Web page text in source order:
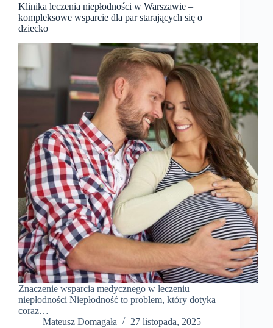
Klinika leczenia niepłodności w Warszawie –
kompleksowe wsparcie dla par starających się o
dziecko
Znaczenie wsparcia medycznego w leczeniu
niepłodności Niepłodność to problem, który dotyka
coraz…
Mateusz Domagała
27 listopada, 2025